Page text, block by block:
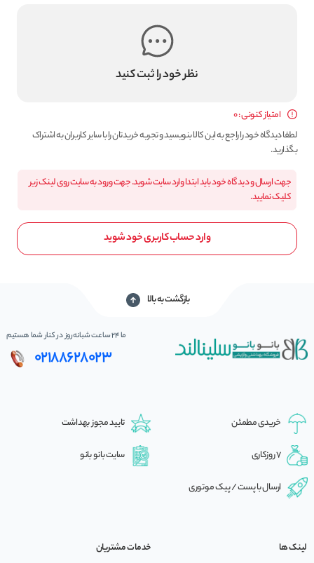
نظر خود را ثبت کنید
امتیاز کنونی : 0
لطفا دیدگاه خود را راجع به این کالا بنویسید و تجربه خریدتان را با سایر کاربران به اشتراک
بگذارید.
جهت ارسال و دیدگاه خود باید ابتدا وارد سایت شوید. جهت ورود به سایت روی لینک زیر
کلیک نمایید.
وارد حساب کاربری خود شوید
بازگشت به بالا
ما 24 ساعت شبانه‌روز در کنار شما هستیم
02188628023
خریدی مطمئن تایید مجوز بهداشت
7 روزکاری سایت بانو بانو
ارسال با پست / پیک موتوری
لینک ها
خدمات مشتریان